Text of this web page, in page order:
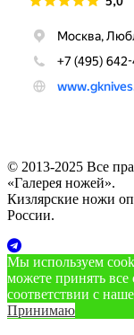
© 2013-2025 Все
«Галерея ножей».
Кизлярские ножи
России.
Мы используем
можете принять все
соответствии с
Принимаю